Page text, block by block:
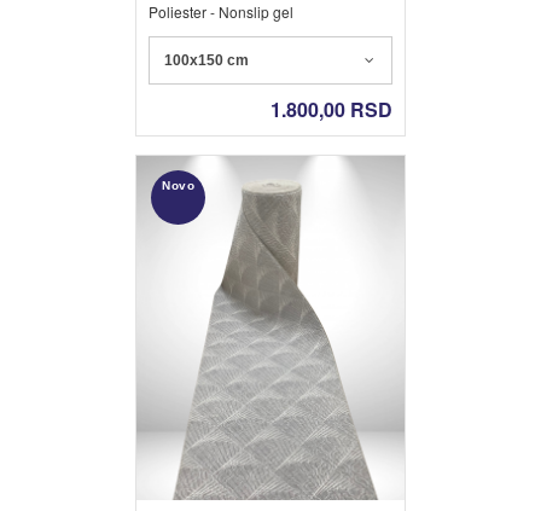
Poliester - Nonslip gel
100x150 cm
1.800,00 RSD
Novo